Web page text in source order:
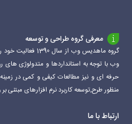
معرفی گروه طراحی و توسعه
گروه ماهدیس وب
وب با توجه به استانداردها و متدولوژی های
حرفه ای و نیز مطالعات کیفی و کمی در
منظور طرح,توسعه کاربرد نرم افزارهای مبتنی
ارتباط با ما